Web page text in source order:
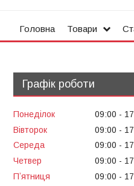
Головна Товари
Графік роботи
Понеділок 09:00
Вівторок
09:00
Середа
09:00
Четвер
09:00
Пʼятниця
09:00